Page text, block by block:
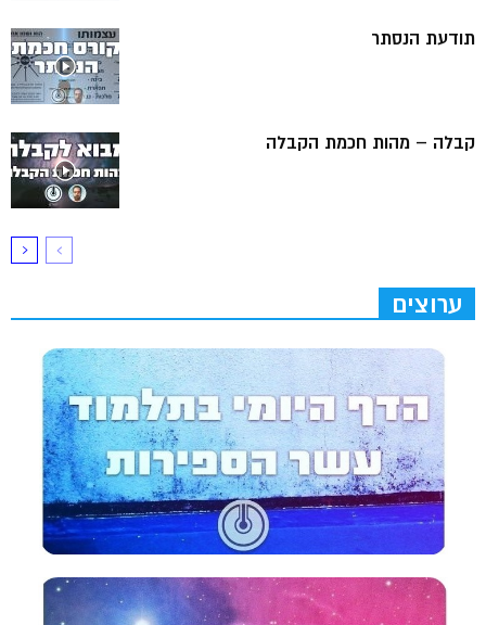
תודעת הנסתר
קבלה – מהות חכמת הקבלה
ערוצים